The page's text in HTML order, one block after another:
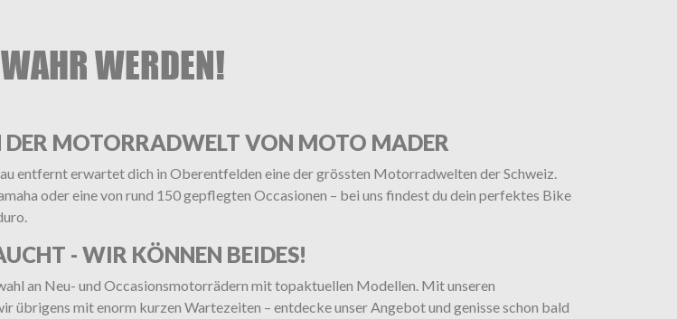
WERDEN!
MOTORRADWELT VON MOTO MADER
entfernt erwartet dich in Oberentfelden eine der grössten Motorradwelten der Schweiz.
oder eine von rund 150 gepflegten Occasionen – bei uns findest du dein perfektes Bike
- WIR KÖNNEN BEIDES!
an Neu- und Occasionsmotorrädern mit topaktuellen Modellen. Mit unseren
übrigens mit enorm kurzen Wartezeiten – entdecke unser Angebot und genisse schon bald